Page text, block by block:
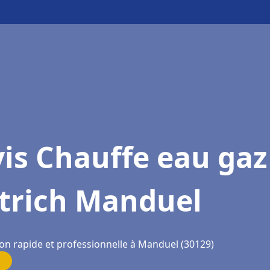
Chauffe eau
Manduel
rapide et professionnelle à Manduel (30129)